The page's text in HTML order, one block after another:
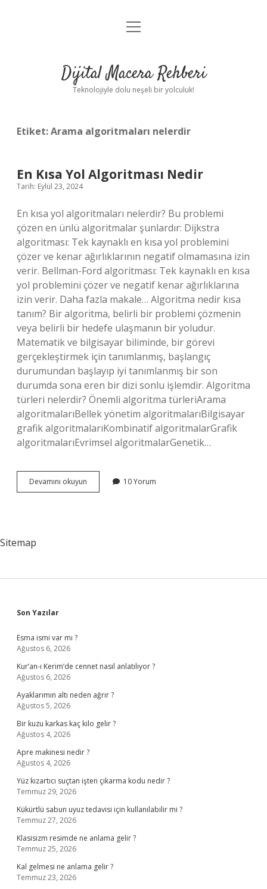
Anasayfa
Yasal Uyarı
menüyü
Dijital Macera Rehberi
Teknolojiyle dolu neşeli bir yolculuk!
Etiket:Arama algoritmaları nelerdir
En Kısa Yol Algoritması Nedir
Tarih: Eylül 23, 2024
En kısa yol algoritmaları nelerdir? Bu problemi
çözen en ünlü algoritmalar şunlardır: Dijkstra
algoritması: Tek kaynaklı en kısa yol problemini
çözer ve kenar ağırlıklarının negatif olmamasına izin
verir. Bellman-Ford algoritması: Tek kaynaklı en kısa
yol problemini çözer ve negatif kenar ağırlıklarına
izin verir. Daha fazla makale… Algoritma nedir kısa
tanım? Bir algoritma, belirli bir problemi çözmenin
veya belirli bir hedefe ulaşmanın bir yoludur.
Matematik ve bilgisayar biliminde, bir görevi
gerçekleştirmek için tanımlanmış, başlangıç ​​
durumundan başlayıp iyi tanımlanmış bir son
durumda sona eren bir dizi sonlu işlemdir. Algoritma
türleri nelerdir? Önemli algoritma türleriArama
algoritmalarıBellek yönetim algoritmalarıBilgisayar
grafik algoritmalarıKombinatif algoritmalarGrafik
algoritmalarıEvrimsel algoritmalarGenetik…
Devamını okuyun
Kısa
10 Yorum
Sitemap
Sidebar
Son Yazılar
Esma ismi var mı ?
Ağustos 6, 2026
Kur’an-ı Kerim’de cennet nasıl anlatılıyor ?
Ağustos 6, 2026
Ayaklarımın altı neden ağrır ?
Ağustos 5, 2026
Bir kuzu karkas kaç kilo gelir ?
Ağustos 4, 2026
Apre makinesi nedir ?
Ağustos 4, 2026
Yüz kızartıcı suçtan işten çıkarma kodu nedir ?
Temmuz 29, 2026
Kükürtlü sabun uyuz tedavisi için kullanılabilir mi ?
Temmuz 27, 2026
Klasisizm resimde ne anlama gelir ?
Temmuz 25, 2026
Kal gelmesi ne anlama gelir ?
Temmuz 23, 2026